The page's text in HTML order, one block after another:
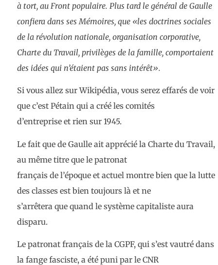
à tort, au Front populaire. Plus tard le général de Gaulle
confiera dans ses Mémoires, que «les doctrines sociales
de la révolution nationale, organisation corporative,
Charte du Travail, privilèges de la famille, comportaient
des idées qui n’étaient pas sans intérêt».
Si vous allez sur Wikipédia, vous serez effarés de voir
que c’est Pétain qui a créé les comités
d’entreprise et rien sur 1945.
Le fait que de Gaulle ait apprécié la Charte du Travail,
au même titre que le patronat
français de l’époque et actuel montre bien que la lutte
des classes est bien toujours là et ne
s’arrêtera que quand le système capitaliste aura
disparu.
Le patronat français de la CGPF, qui s’est vautré dans
la fange fasciste, a été puni par le CNR